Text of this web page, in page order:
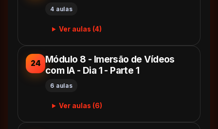
4 aulas
Ver aulas (4)
24 Módulo 8 - Imersão de Vídeos
com IA - Dia 1 - Parte 1
6 aulas
Ver aulas (6)